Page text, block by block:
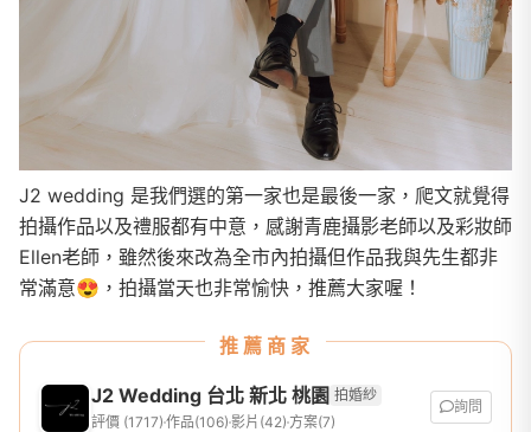
J2 wedding 是我們選的第一家也是最後一家，爬文就覺得
拍攝作品以及禮服都有中意，感謝青鹿攝影老師以及彩妝師
Ellen老師，雖然後來改為全市內拍攝但作品我與先生都非
常滿意😍，拍攝當天也非常愉快，推薦大家喔！
推薦商家
J2 Wedding 台北 新北 桃園 拍婚紗
評價 (1717) 作品(106) 影片(42) 方案(7)
詢問